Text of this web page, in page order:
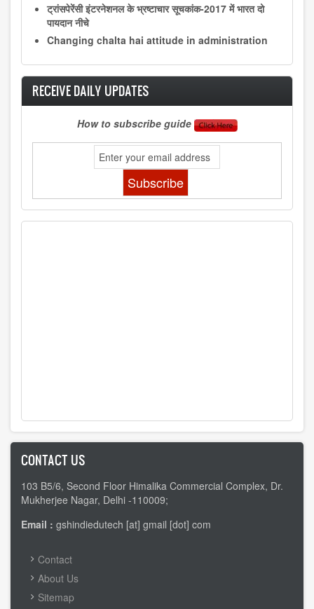
ट्रांसपेरेंसी इंटरनेशनल के भ्रष्टाचार सूचकांक-2017 में भारत दो
पायदान नीचे
Changing chalta hai attitude in administration
RECEIVE DAILY UPDATES
How to subscribe guide
CONTACT US
103 B5/6, Second Floor Himalika Commercial Complex, Dr.
Mukherjee Nagar, Delhi -110009;
Email : gshindiedutech [at] gmail [dot] com
FOOTER
MENU
Contact
About Us
Sitemap